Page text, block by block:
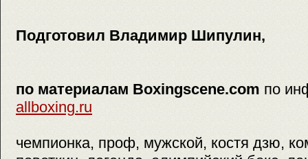
Подготовил Владимир Шипулин,
по материалам Boxingscene.com по
allboxing.ru
чемпионка, проф, мужской, костя дзю,